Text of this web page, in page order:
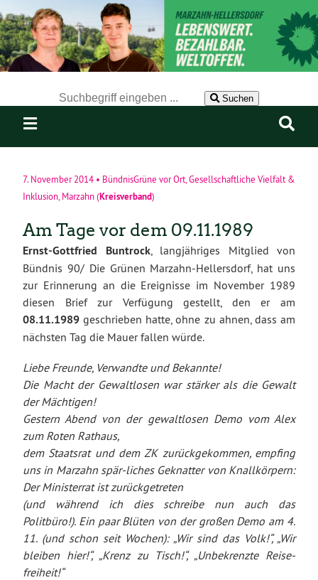
Suchen
7. November 2014 • BündnisGrüne vor Ort,Gesellschaftliche Vielfalt &
Inklusion,Marzahn(Kreisverband)
Am Tage vor dem 09.11.1989
Ernst-Gottfried Buntrock, langjähriges Mitglied von
Bündnis 90/ Die Grünen Marzahn-Hellersdorf, hat uns
zur Erinnerung an die Ereignisse im November 1989
diesen Brief zur Verfügung gestellt, den er am
08.11.1989 geschrieben hatte, ohne zu ahnen, dass am
nächsten Tag die Mauer fallen würde.
Liebe Freunde, Verwandte und Bekannte!
Die Macht der Gewaltlosen war stärker als die Gewalt
der Mächtigen!
Gestern Abend von der gewaltlosen Demo vom Alex
zum Roten Rathaus,
dem Staatsrat und dem ZK zurückgekommen, empfing
uns in Marzahn spär-liches Geknatter von Knallkörpern:
Der Ministerrat ist zurückgetreten
(und während ich dies schreibe nun auch das
Politbüro!). Ein paar Blüten von der großen Demo am 4.
11. (und schon seit Wochen): „Wir sind das Volk!“, „Wir
bleiben hier!“, „Krenz zu Tisch!“, „Unbekrenzte Reise-
freiheit!“